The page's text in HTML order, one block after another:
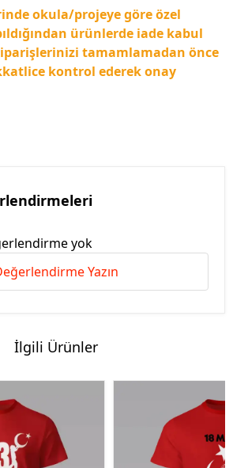
okula/projeye göre özel
ürünlerde iade kabul
tamamlamadan önce
kontrol ederek onay
yok
Yazın
İlgili Ürünler